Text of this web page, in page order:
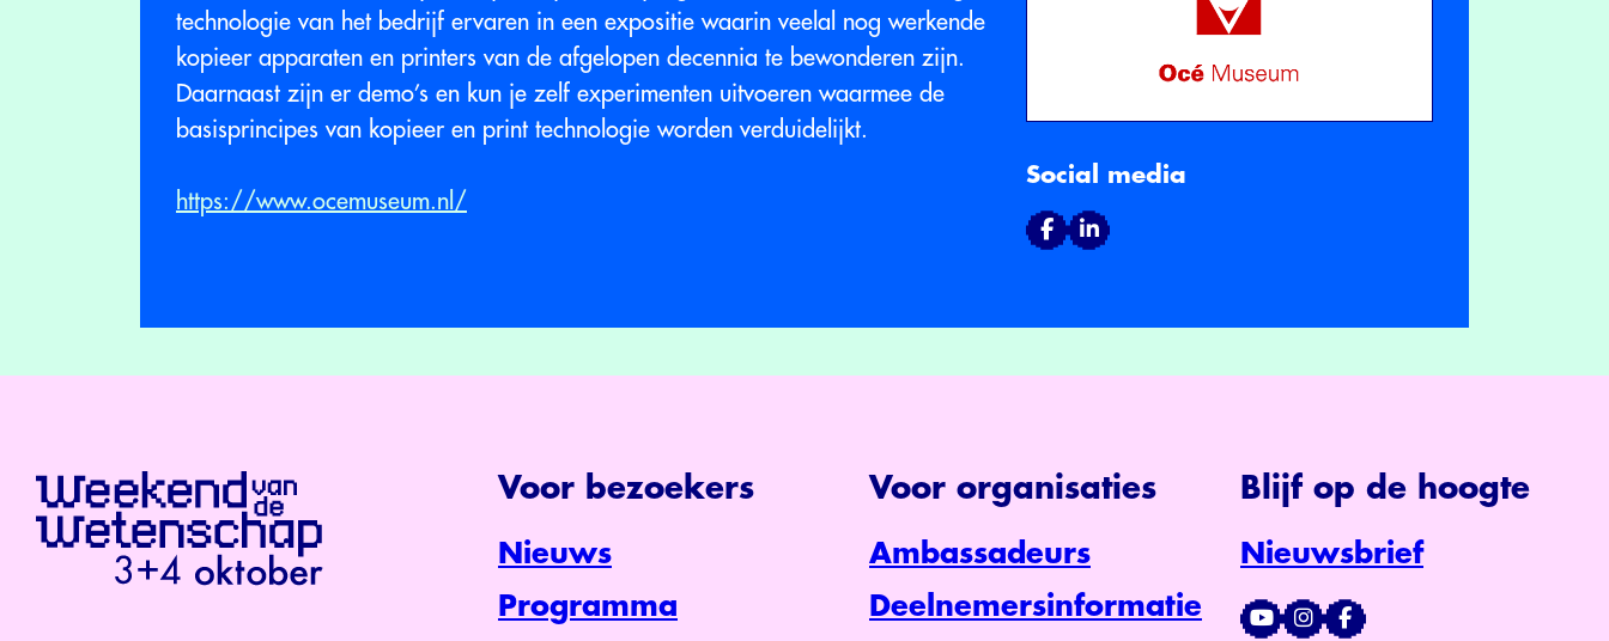
technologie van het bedrijf ervaren in een expositie waarin veelal nog werkende
kopieer apparaten en printers van de afgelopen decennia te bewonderen zijn.
Daarnaast zijn er demo’s en kun je zelf experimenten uitvoeren waarmee de
basisprincipes van kopieer en print technologie worden verduidelijkt.
https://www.ocemuseum.nl/
Social media
Voor bezoekers
Nieuws
Programma
Voor organisaties
Ambassadeurs
Deelnemersinformatie
Blijf op de hoogte
Nieuwsbrief